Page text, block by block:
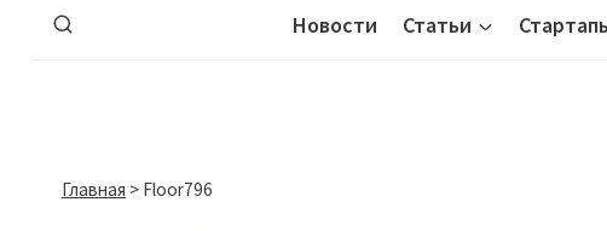
Новости Статьи
Главная > Floor796